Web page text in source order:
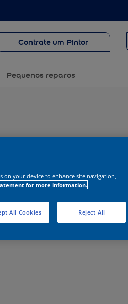
Contrate um Pintor
Pequenos reparos
on your device to enhance site navigation,
for more information.
Reject All
All Cookies